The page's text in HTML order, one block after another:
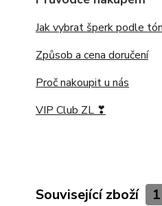
Jak vybrat šperk podle
Způsob a cena doručení
Proč nakoupit u nás
VIP Club ZL ❣
Související zboží 1